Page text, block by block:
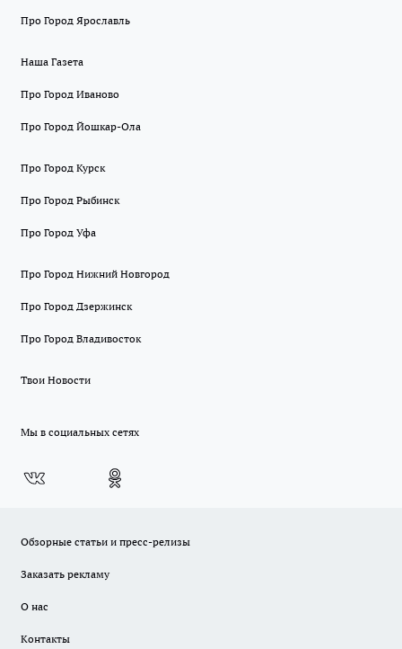
Про Город Ярославль
Наша Газета
Про Город Иваново
Про Город Йошкар-Ола
Про Город Курск
Про Город Рыбинск
Про Город Уфа
Про Город Нижний Новгород
Про Город Дзержинск
Про Город Владивосток
Твои Новости
Мы в социальных сетях
Обзорные статьи и пресс-релизы
Заказать рекламу
О нас
Контакты